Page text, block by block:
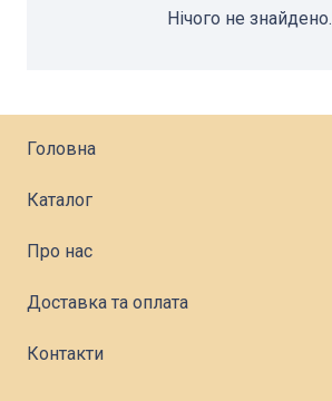
Нічого не знайдено.
Головна
Каталог
Про нас
Доставка та оплата
Контакти